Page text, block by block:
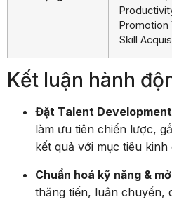
Promotion
Skill
Kết luận hành
Đặt Talent
làm ưu tiên chiến lược,
kết quả với mục tiêu kinh
Chuẩn hoá kỹ năng &
thăng tiến, luân chuyển,